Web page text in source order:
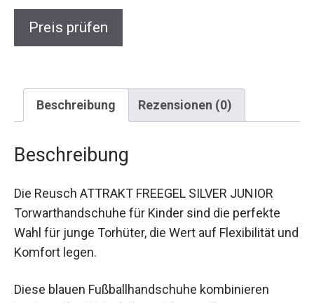
Beschreibung Rezensionen (0)
Beschreibung
Torwarthandschuhe für Kinder sind die perfekte
Wahl für junge Torhüter, die Wert auf Flexibilität
und Komfort legen.
hochwertige Materialien mit innovativer